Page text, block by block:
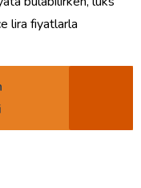
lira fiyatlarla